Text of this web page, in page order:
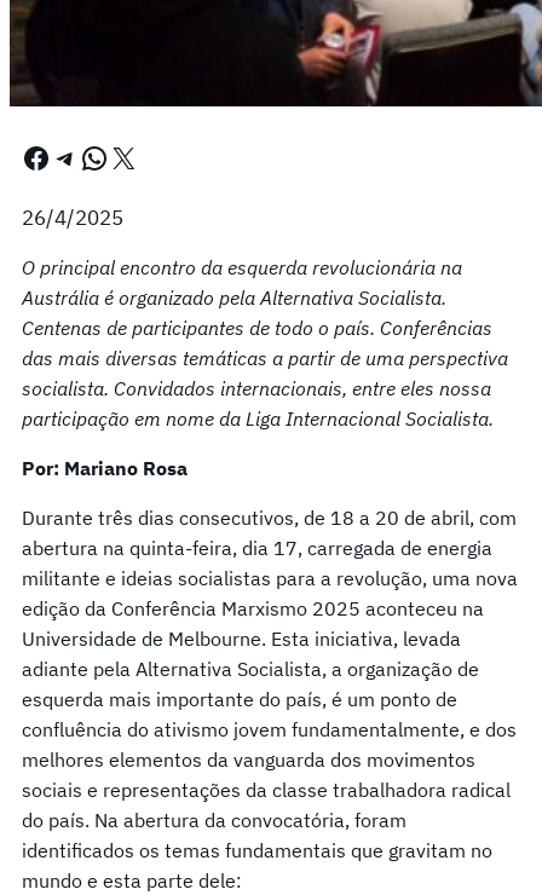
Facebook Telegram WhatsApp X
26/4/2025
O principal encontro da esquerda revolucionária na
Austrália é organizado pela Alternativa Socialista.
Centenas de participantes de todo o país. Conferências
das mais diversas temáticas a partir de uma perspectiva
socialista. Convidados internacionais, entre eles nossa
participação em nome da Liga Internacional Socialista.
Por: Mariano Rosa
Durante três dias consecutivos, de 18 a 20 de abril, com
abertura na quinta-feira, dia 17, carregada de energia
militante e ideias socialistas para a revolução, uma nova
edição da Conferência Marxismo 2025 aconteceu na
Universidade de Melbourne. Esta iniciativa, levada
adiante pela Alternativa Socialista, a organização de
esquerda mais importante do país, é um ponto de
confluência do ativismo jovem fundamentalmente, e dos
melhores elementos da vanguarda dos movimentos
sociais e representações da classe trabalhadora radical
do país. Na abertura da convocatória, foram
identificados os temas fundamentais que gravitam no
mundo e esta parte dele: